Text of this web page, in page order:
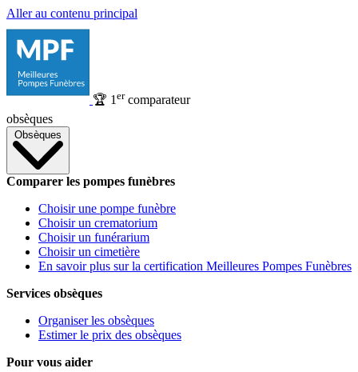
Aller au contenu principal
🏆 1 ercomparateur
obsèques
Obsèques
Comparer les pompes funèbres
Choisir une pompe funèbre
Choisir un crematorium
Choisir un funérarium
Choisir un cimetière
En savoir plus sur la certification Meilleures Pompes Funèbres
Services obsèques
Organiser les obsèques
Estimer le prix des obsèques
Pour vous aider